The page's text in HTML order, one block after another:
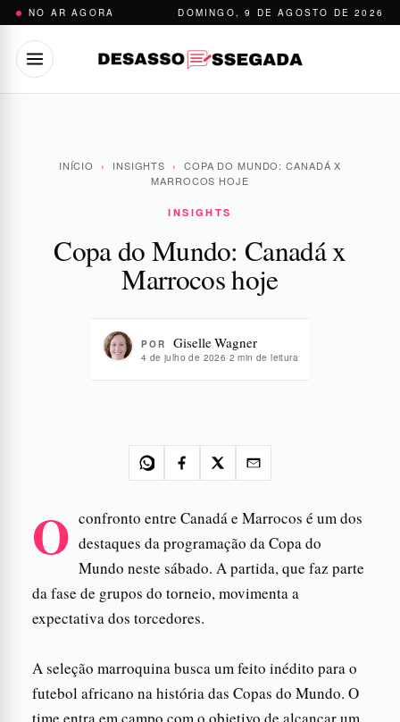
Pular
conteúdo
NO AR AGORA DOMINGO, 9 DE AGOSTO DE 2026
INÍCIO › INSIGHTS ›
COPA DO MUNDO: CANADÁ X
MARROCOS HOJE
INSIGHTS
Copa do Mundo: Canadá x
Marrocos hoje
POR Giselle Wagner
4 de julho de 2026·2 min de leitura
O confronto entre Canadá e Marrocos é um dos
destaques da programação da Copa do
Mundo neste sábado. A partida, que faz parte
da fase de grupos do torneio, movimenta a
expectativa dos torcedores.
A seleção marroquina busca um feito inédito para o
futebol africano na história das Copas do Mundo. O